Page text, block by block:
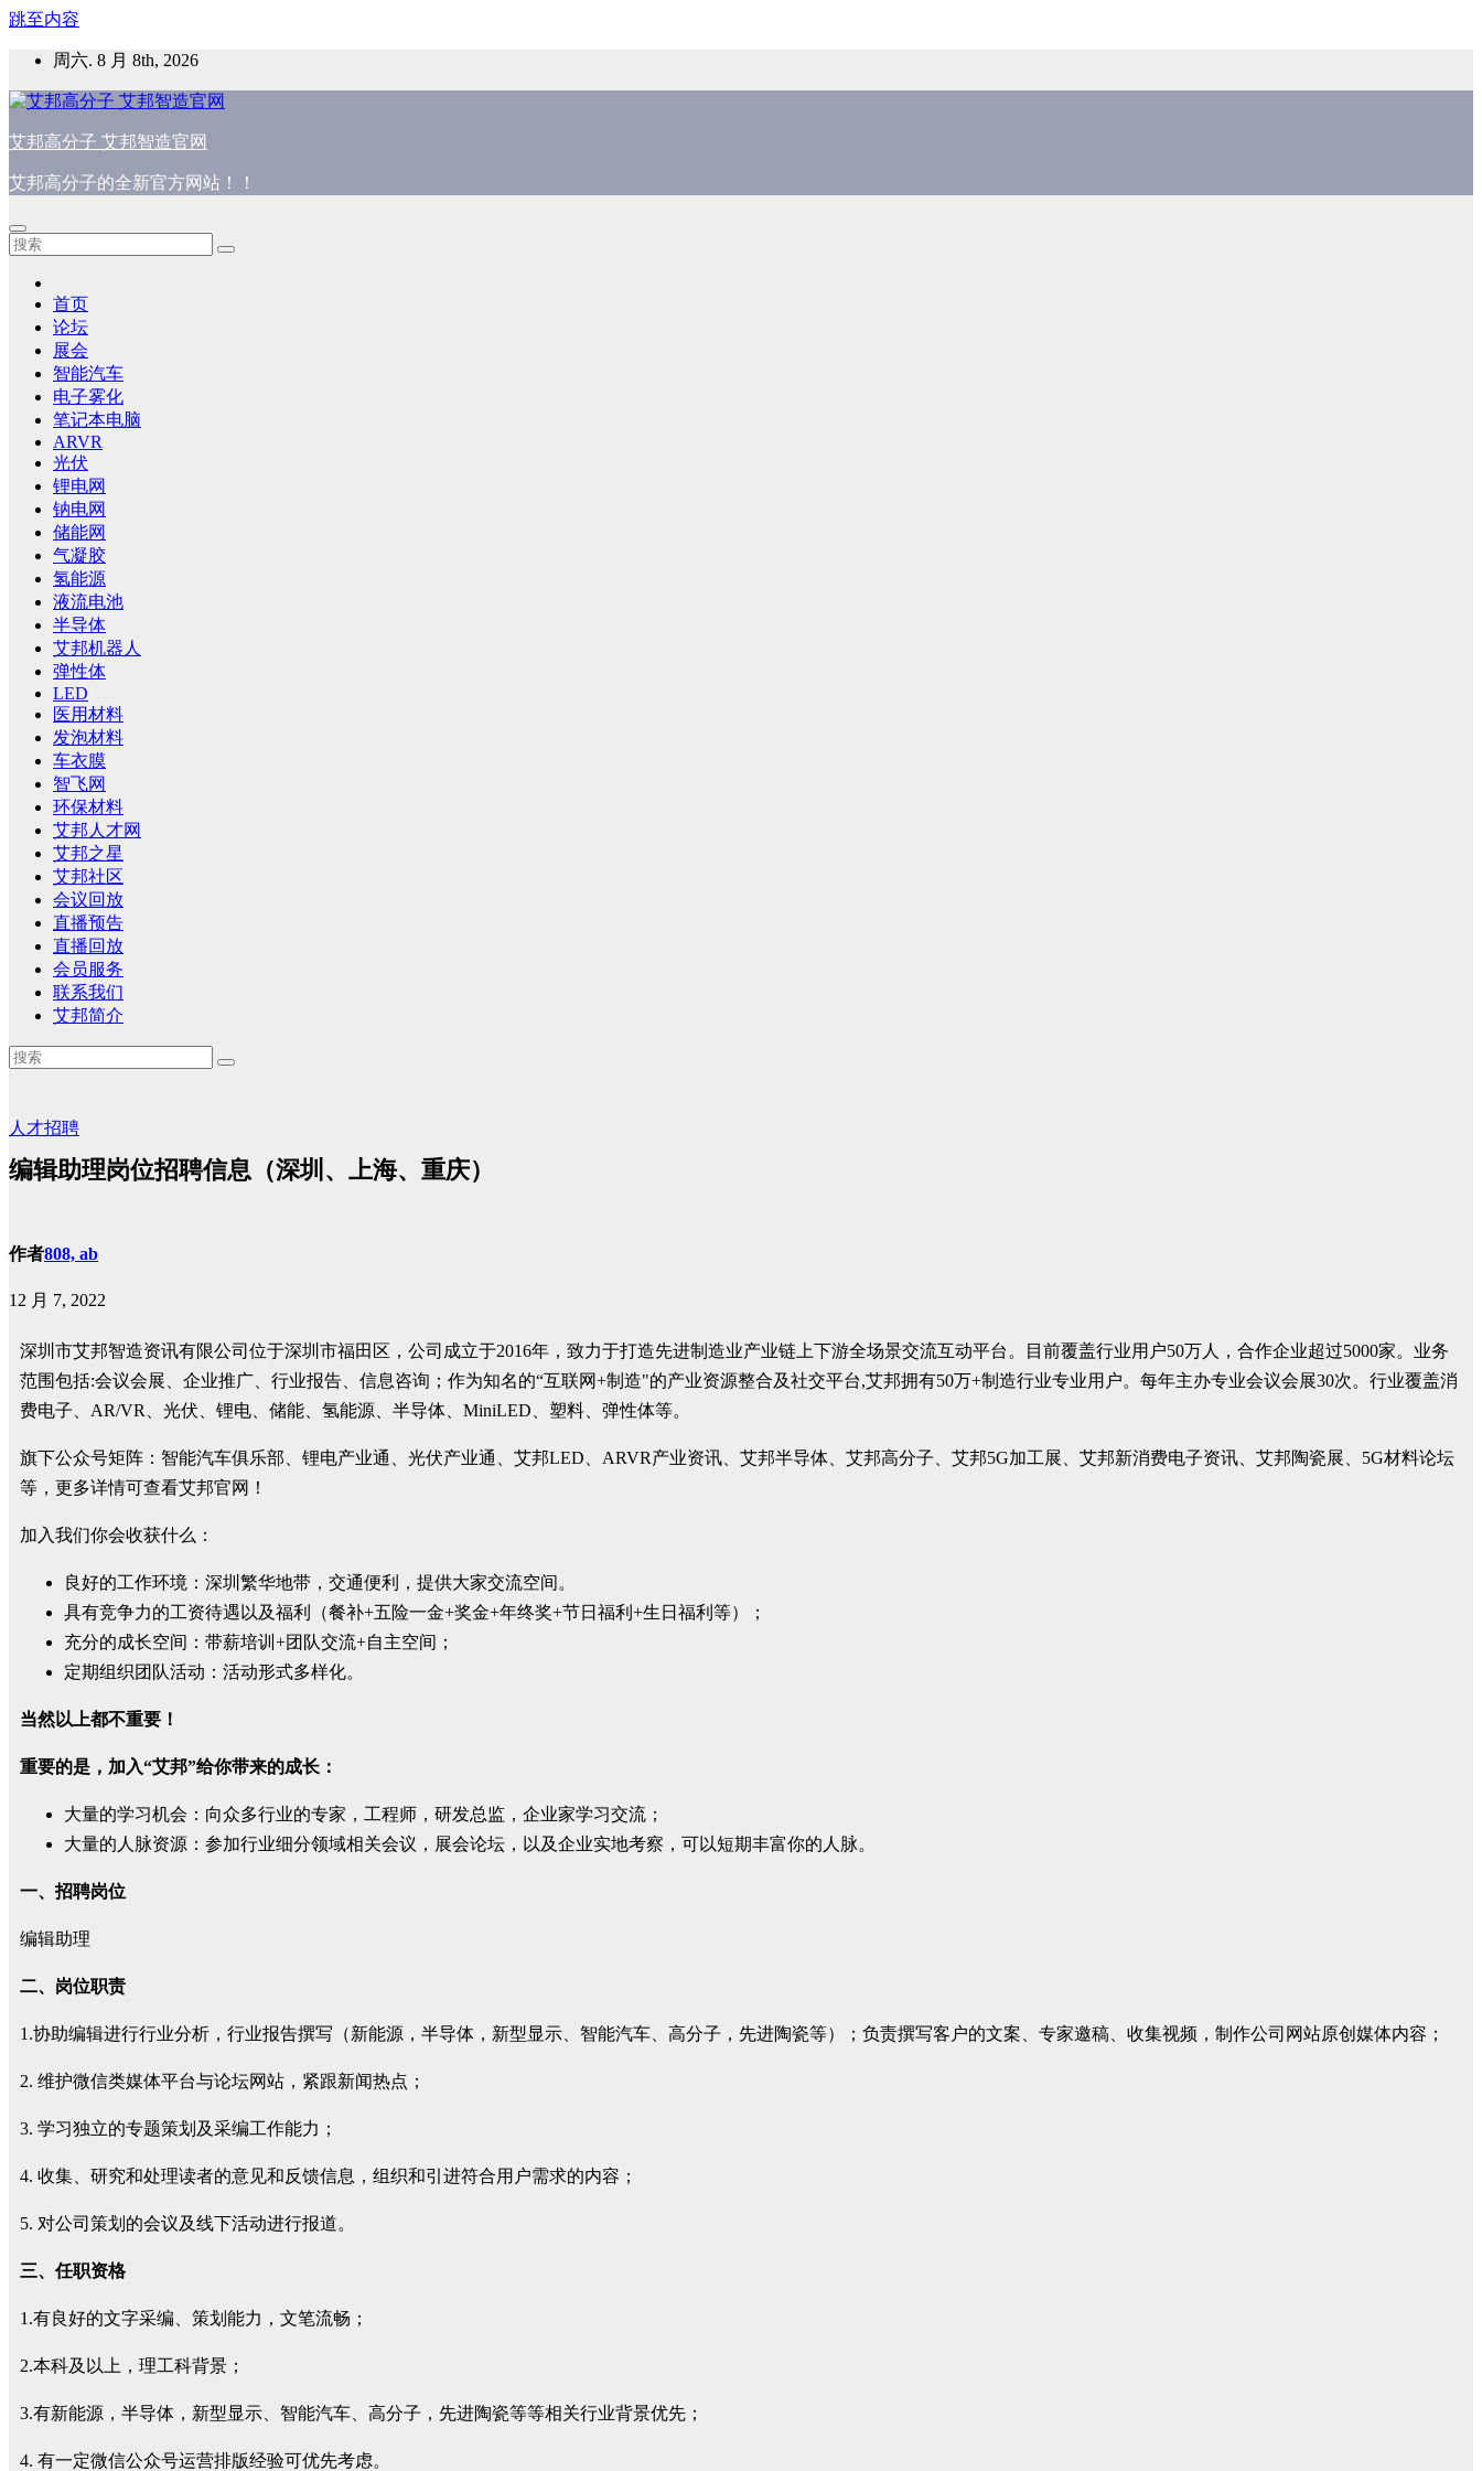
跳至内容
周六. 8 月 8th, 2026
艾邦高分子 艾邦智造官网
艾邦高分子的全新官方网站！！
首页
论坛
展会
智能汽车
电子雾化
笔记本电脑
ARVR
光伏
锂电网
钠电网
储能网
气凝胶
氢能源
液流电池
半导体
艾邦机器人
弹性体
LED
医用材料
发泡材料
车衣膜
智飞网
环保材料
艾邦人才网
艾邦之星
艾邦社区
会议回放
直播预告
直播回放
会员服务
联系我们
艾邦简介
人才招聘
编辑助理岗位招聘信息（深圳、上海、重庆）
作者808, ab
12 月 7, 2022
深圳市艾邦智造资讯有限公司位于深圳市福田区，公司成立于2016年，致力于打造先进制造业产业链上下游全场景交流互动平台。目前覆盖行业用户50万人，合作企业超过5000家。业务
范围包括:会议会展、企业推广、行业报告、信息咨询；作为知名的“互联网+制造"的产业资源整合及社交平台,艾邦拥有50万+制造行业专业用户。每年主办专业会议会展30次。行业覆盖消
费电子、AR/VR、光伏、锂电、储能、氢能源、半导体、MiniLED、塑料、弹性体等。
旗下公众号矩阵：智能汽车俱乐部、锂电产业通、光伏产业通、艾邦LED、ARVR产业资讯、艾邦半导体、艾邦高分子、艾邦5G加工展、艾邦新消费电子资讯、艾邦陶瓷展、5G材料论坛
等，更多详情可查看艾邦官网！
加入我们你会收获什么：
良好的工作环境：深圳繁华地带，交通便利，提供大家交流空间。
具有竞争力的工资待遇以及福利（餐补+五险一金+奖金+年终奖+节日福利+生日福利等）；
充分的成长空间：带薪培训+团队交流+自主空间；
定期组织团队活动：活动形式多样化。
当然以上都不重要！
重要的是，加入“艾邦”给你带来的成长：
大量的学习机会：向众多行业的专家，工程师，研发总监，企业家学习交流；
大量的人脉资源：参加行业细分领域相关会议，展会论坛，以及企业实地考察，可以短期丰富你的人脉。
一、招聘岗位
编辑助理
二、岗位职责
1.协助编辑进行行业分析，行业报告撰写（新能源，半导体，新型显示、智能汽车、高分子，先进陶瓷等）；负责撰写客户的文案、专家邀稿、收集视频，制作公司网站原创媒体内容；
2. 维护微信类媒体平台与论坛网站，紧跟新闻热点；
3. 学习独立的专题策划及采编工作能力；
4. 收集、研究和处理读者的意见和反馈信息，组织和引进符合用户需求的内容；
5. 对公司策划的会议及线下活动进行报道。
三、任职资格
1.有良好的文字采编、策划能力，文笔流畅；
2.本科及以上，理工科背景；
3.有新能源，半导体，新型显示、智能汽车、高分子，先进陶瓷等等相关行业背景优先；
4. 有一定微信公众号运营排版经验可优先考虑。